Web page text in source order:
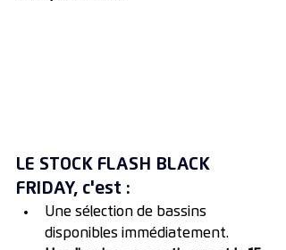
LE STOCK FLASH BLACK
FRIDAY, c'est :
Une sélection de bassins
disponibles immédiatement.